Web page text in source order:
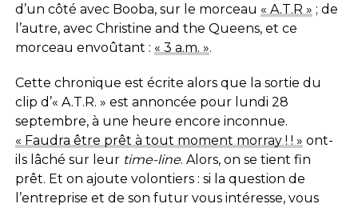
d’un côté avec Booba, sur le morceau « A.T.R » ; de
l’autre, avec Christine and the Queens, et ce
morceau envoûtant : « 3 a.m. ».
Cette chronique est écrite alors que la sortie du
clip d’« A.T.R. » est annoncée pour lundi 28
septembre, à une heure encore inconnue.
« Faudra être prêt à tout moment morray ! ! » ont-
ils lâché sur leur time-line. Alors, on se tient fin
prêt. Et on ajoute volontiers : si la question de
l’entreprise et de son futur vous intéresse, vous